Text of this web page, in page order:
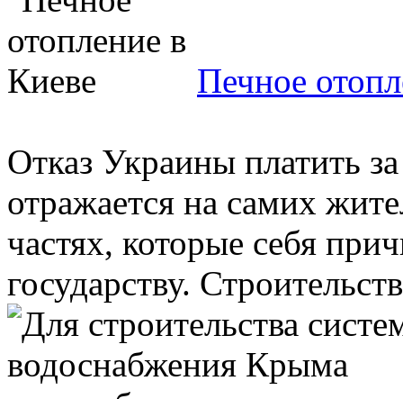
Печное
Отказ Украины платить
отражается на самих
частях, которые себя
государству.